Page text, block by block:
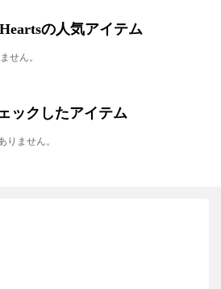
の人気アイテム
せん。
ックしたアイテム
りません。